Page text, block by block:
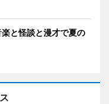
と怪談と漫才で夏の